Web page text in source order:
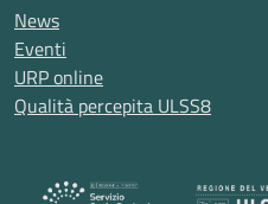
News
Eventi
URP online
Qualità percepita ULSS8